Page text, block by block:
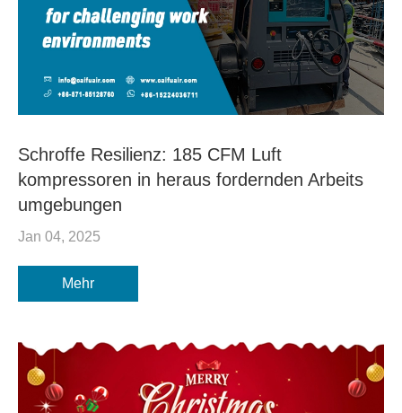
Schroffe Resilienz: 185 CFM Luft
kompressoren in heraus fordernden Arbeits
umgebungen
Jan 04, 2025
Mehr